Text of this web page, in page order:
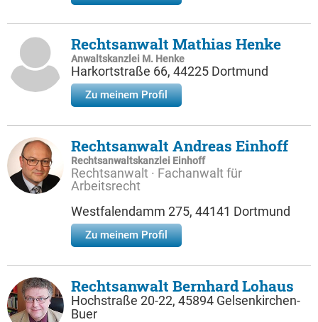
Rechtsanwalt Mathias Henke
Anwaltskanzlei M. Henke
Harkortstraße 66, 44225 Dortmund
Zu meinem Profil
Rechtsanwalt Andreas Einhoff
Rechtsanwaltskanzlei Einhoff
Rechtsanwalt · Fachanwalt für
Arbeitsrecht
Westfalendamm 275, 44141 Dortmund
Zu meinem Profil
Rechtsanwalt Bernhard Lohaus
Hochstraße 20-22, 45894 Gelsenkirchen-
Buer